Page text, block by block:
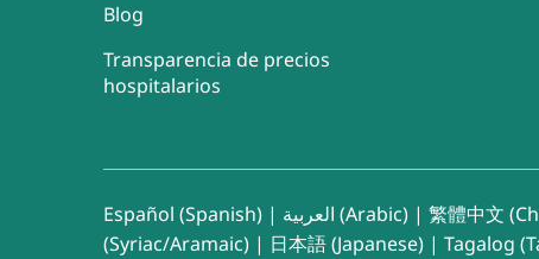
Blog
Transparencia de precios
hospitalarios
Español (Spanish) | العربية (Arabic) | 繁體中文
(Syriac/Aramaic) | 日本語 (Japanese) | Tagalog